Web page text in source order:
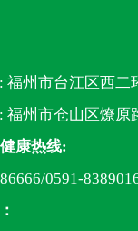
福州市台江区西二
福州市仓山区燎原
康热线:
0591-